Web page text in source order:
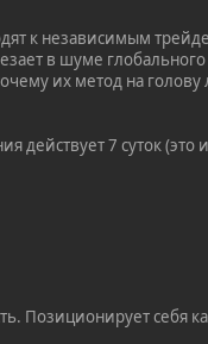
к независимым
в шуме
их метод на голову
действует 7 суток
Позиционирует себя